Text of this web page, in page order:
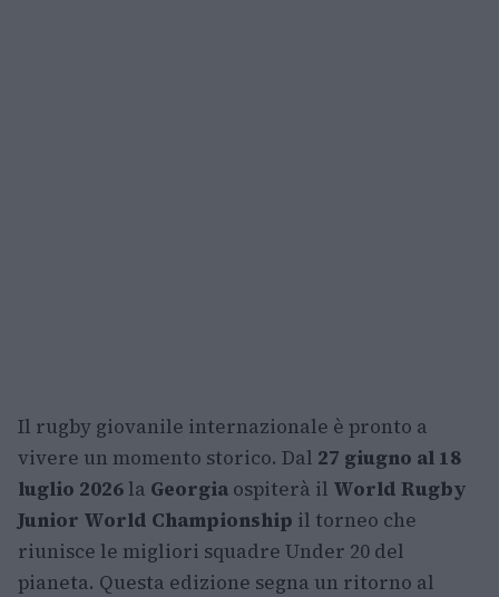
Il rugby giovanile internazionale è pronto a
vivere un momento storico. Dal 27 giugno al 18
luglio 2026 la Georgia ospiterà il World Rugby
Junior World Championship il torneo che
riunisce le migliori squadre Under 20 del
pianeta. Questa edizione segna un ritorno al